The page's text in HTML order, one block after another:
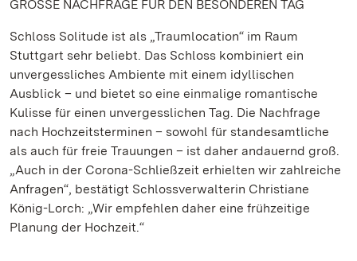
GROSSE NACHFRAGE FÜR DEN BESONDEREN TAG
Schloss Solitude ist als „Traumlocation“ im Raum
Stuttgart sehr beliebt. Das Schloss kombiniert ein
unvergessliches Ambiente mit einem idyllischen
Ausblick – und bietet so eine einmalige romantische
Kulisse für einen unvergesslichen Tag. Die Nachfrage
nach Hochzeitsterminen – sowohl für standesamtliche
als auch für freie Trauungen – ist daher andauernd groß.
„Auch in der Corona-Schließzeit erhielten wir zahlreiche
Anfragen“, bestätigt Schlossverwalterin Christiane
König-Lorch: „Wir empfehlen daher eine frühzeitige
Planung der Hochzeit.“